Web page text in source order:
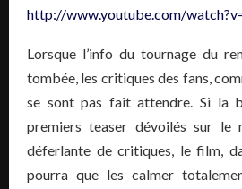
http://www.youtube.com/
Lorsque l’info du tournage du
tombée, les critiques des fans,
se sont pas fait attendre. Si la
premiers teaser dévoilés sur
déferlante de critiques, le film,
pourra que les calmer